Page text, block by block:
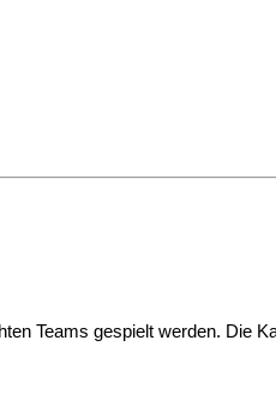
Teams gespielt werden. Die